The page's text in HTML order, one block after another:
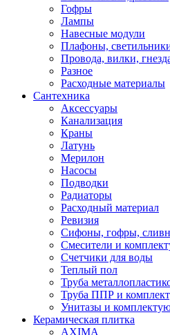
Гофры
Лампы
Навесные модули
Плафоны,
Провода, вилки,
Разное
Расходные материалы
Сантехника
Аксессуары
Канализация
Краны
Латунь
Мерилон
Насосы
Подводки
Радиаторы
Расходный материал
Ревизия
Сифоны, гофры,
Смесители и
Счетчики для воды
Теплый пол
Труба
Труба ППР и
Унитазы и
Керамическая плитка
AXIMA